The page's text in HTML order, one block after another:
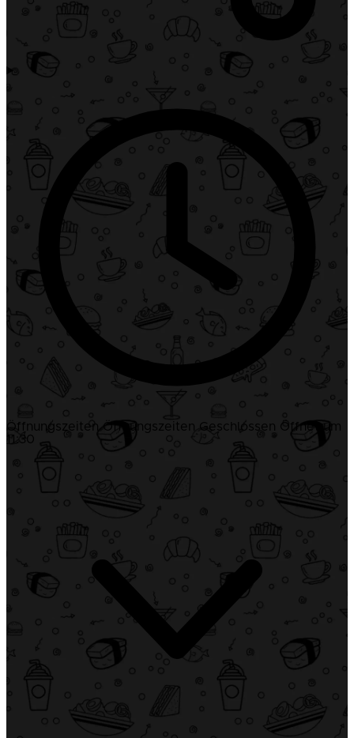
Öffnungszeiten Öffnungszeiten Geschlossen Öffnet um
11:30